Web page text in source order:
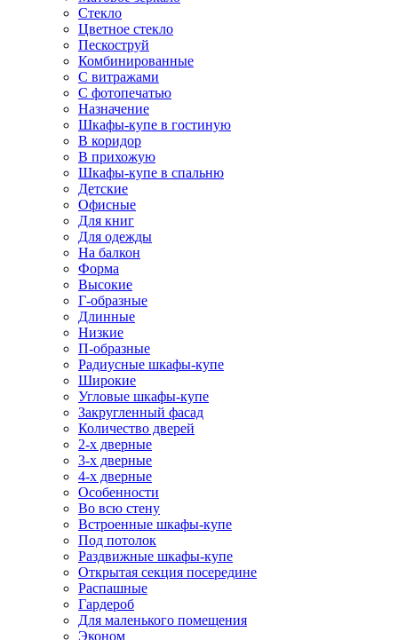
Стекло
Цветное стекло
Пескоструй
Комбинированные
С витражами
С фотопечатью
Назначение
Шкафы-купе в гостиную
В коридор
В прихожую
Шкафы-купе в спальню
Детские
Офисные
Для книг
Для одежды
На балкон
Форма
Высокие
Г-образные
Длинные
Низкие
П-образные
Радиусные шкафы-купе
Широкие
Угловые шкафы-купе
Закругленный фасад
Количество дверей
2-х дверные
3-х дверные
4-х дверные
Особенности
Во всю стену
Встроенные шкафы-купе
Под потолок
Раздвижные шкафы-купе
Открытая секция посередине
Распашные
Гардероб
Для маленького помещения
Эконом